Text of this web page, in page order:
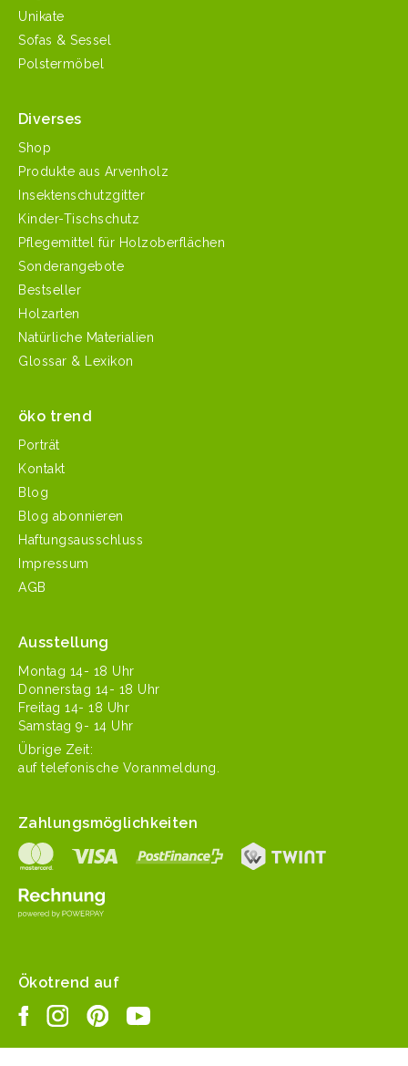
Unikate
Sofas & Sessel
Polstermöbel
Diverses
Shop
Produkte aus Arvenholz
Insektenschutzgitter
Kinder-Tischschutz
Pflegemittel für Holzoberflächen
Sonderangebote
Bestseller
Holzarten
Natürliche Materialien
Glossar & Lexikon
öko trend
Porträt
Kontakt
Blog
Blog abonnieren
Haftungsausschluss
Impressum
AGB
Ausstellung
Mon­tag 14- 18 Uhr
Don­ner­stag 14- 18 Uhr
Fre­itag 14- 18 Uhr
Sam­stag 9- 14 Uhr
Übrige Zeit:
auf tele­fonis­che Voranmeldung.
Zahlungsmöglichkeiten
Ökotrend auf